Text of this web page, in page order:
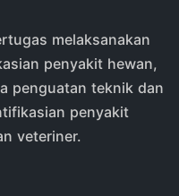
melaksanakan
penyakit hewan,
penguatan teknik dan
penyakit
veteriner.